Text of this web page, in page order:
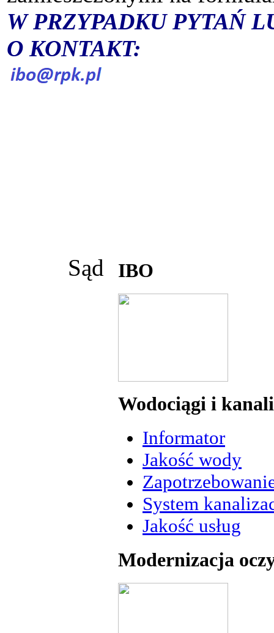
W PRZYPADKU PYTAŃ
O KONTAKT:
IBO
Wodociągi i
Informator
Jakość wody
System
Jakość usług
Modernizacja
Sąd